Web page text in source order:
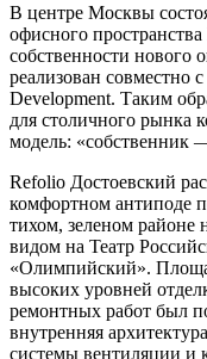
В центре Москвы
офисного
собственности нового
реализован совместно
Development. Таким
для столичного рынка
модель: «собственник
Refolio Достоевский
комфортном антиподе
тихом, зеленом районе
видом на Театр
«Олимпийский».
высоких уровней
ремонтных работ был
внутренняя
системы вентиляции и